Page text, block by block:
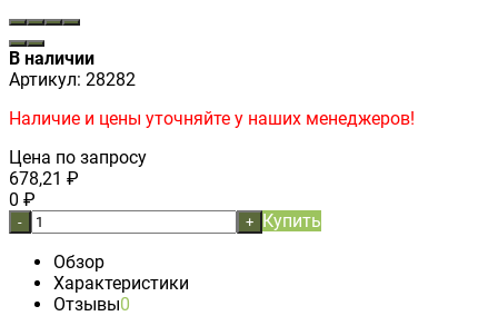
В наличии
Артикул: 28282
Наличие и цены уточняйте у наших менеджеров!
Цена по запросу
678,21 ₽
0 ₽
- + Купить
Обзор
Характеристики
Отзывы0